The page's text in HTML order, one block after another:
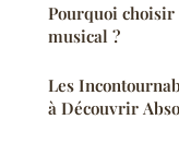
Pourquoi choisir
musical ?
Les
à Découvrir